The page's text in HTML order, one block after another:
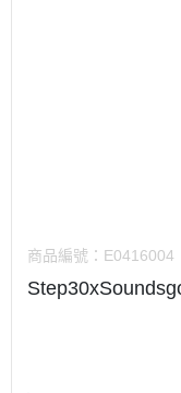
商品編號： E0416004